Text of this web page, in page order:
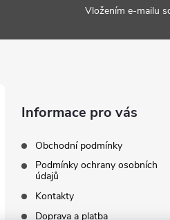
Vložením e-mailu
Informace pro vás
Obchodní podmínky
Podmínky ochrany osobních
údajů
Kontakty
Doprava a platba